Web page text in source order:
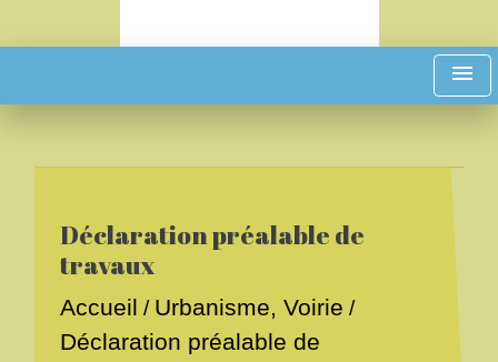
menu
Déclaration préalable de
travaux
Accueil / Urbanisme, Voirie /
Déclaration préalable de